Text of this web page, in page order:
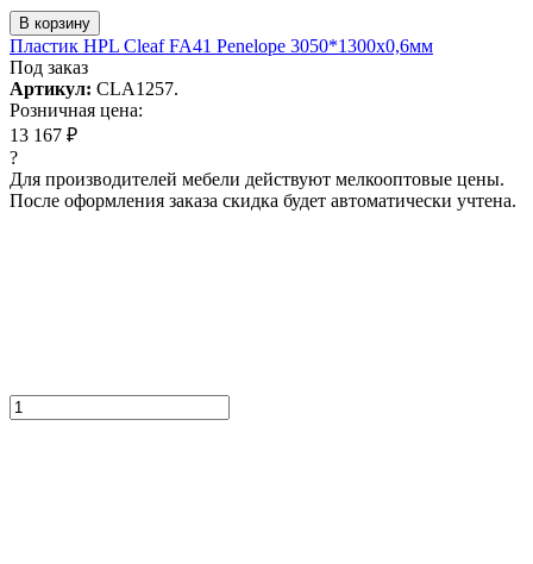
В корзину
Пластик HPL Cleaf FA41 Penelope 3050*1300x0,6мм
Под заказ
Артикул: CLA1257.
Розничная цена:
13 167 ₽
?
Для производителей мебели действуют мелкооптовые цены.
После оформления заказа скидка будет автоматически учтена.